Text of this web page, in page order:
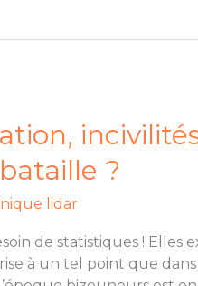
?
lidar
de statistiques !
à un tel point que